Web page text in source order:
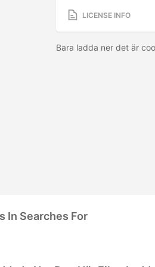
LICENSE INFO
Bara ladda ner det är
In Searches For